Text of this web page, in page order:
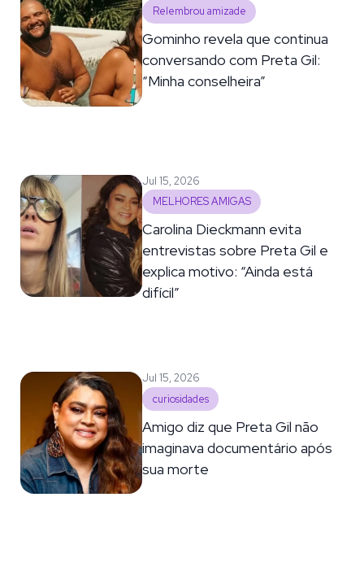
Relembrou amizade
Gominho revela que continua
conversando com Preta Gil:
“Minha conselheira”
Jul 15, 2026
MELHORES AMIGAS
Carolina Dieckmann evita
entrevistas sobre Preta Gil e
explica motivo: “Ainda está
difícil”
Jul 15, 2026
curiosidades
Amigo diz que Preta Gil não
imaginava documentário após
sua morte